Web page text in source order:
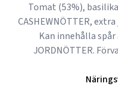
Tomat (53%),
CASHEWNÖTTER,
Kan innehålla spår
JORDNÖTTER.